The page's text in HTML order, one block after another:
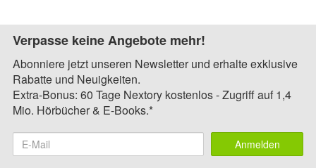
Verpasse keine Angebote mehr!
Abonniere jetzt unseren Newsletter und erhalte exklusive
Rabatte und Neuigkeiten.
Extra-Bonus: 60 Tage Nextory kostenlos - Zugriff auf 1,4
Mio. Hörbücher & E-Books.*
Anmelden